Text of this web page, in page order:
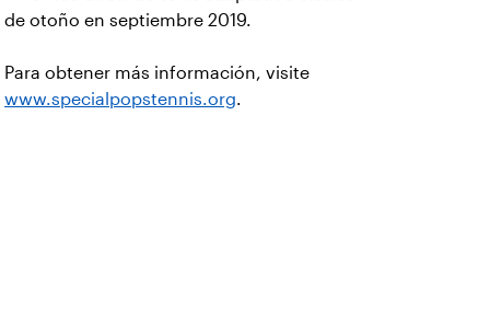
de otoño en septiembre 2019.
Para obtener más información, visite
www.specialpopstennis.org.